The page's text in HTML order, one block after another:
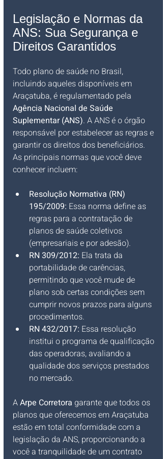
Legislação e Normas da
ANS: Sua Segurança e
Direitos Garantidos
Todo plano de saúde no Brasil,
incluindo aqueles disponíveis em
Araçatuba, é regulamentado pela
Agência Nacional de Saúde
Suplementar (ANS). A ANS é o órgão
responsável por estabelecer as regras e
garantir os direitos dos beneficiários.
As principais normas que você deve
conhecer incluem:
Resolução Normativa (RN)
195/2009: Essa norma define as
regras para a contratação de
planos de saúde coletivos
(empresariais e por adesão).
RN 309/2012: Ela trata da
portabilidade de carências,
permitindo que você mude de
plano sob certas condições sem
cumprir novos prazos para alguns
procedimentos.
RN 432/2017: Essa resolução
institui o programa de qualificação
das operadoras, avaliando a
qualidade dos serviços prestados
no mercado.
A Arpe Corretora garante que todos os
planos que oferecemos em Araçatuba
estão em total conformidade com a
legislação da ANS, proporcionando a
você a tranquilidade de um contrato